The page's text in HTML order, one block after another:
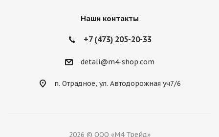
Наши контакты
+7 (473) 205-20-33
detali@m4-shop.com
п. Отрадное, ул. Автодорожная уч7/6
2026 © ООО «М4 Трейд»